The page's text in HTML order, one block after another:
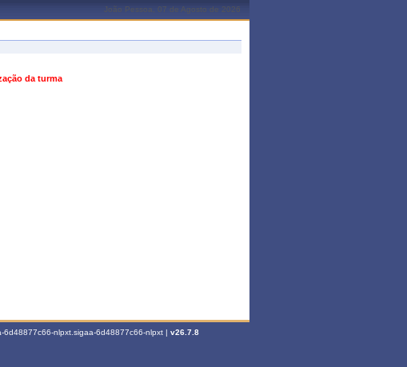
João Pessoa, 07 de Agosto de 2026
da turma
nlpxt.sigaa-6d48877c66-nlpxt | v26.7.8